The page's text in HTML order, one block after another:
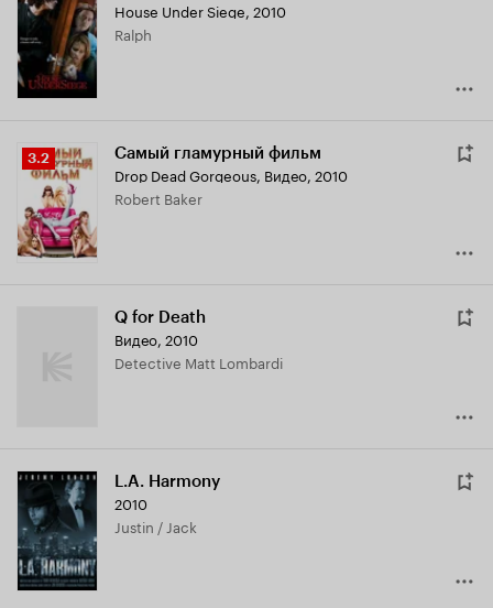
House Under Siege, 2010
Ralph
Рейтинг
Кинопоиска
3.2
3.2 Самый гламурный фильм
Drop Dead Gorgeous, Видео, 2010
Robert Baker
Q for Death
Видео, 2010
Detective Matt Lombardi
L.A. Harmony
2010
Justin / Jack